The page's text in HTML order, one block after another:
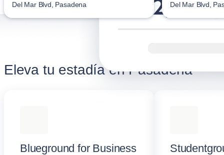
Del Mar Blvd, Pasadena
Del Mar Blvd,
Eleva tu estadía en Pasadena
Blueground for Business